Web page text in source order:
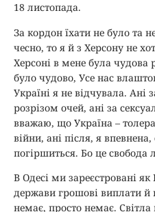
18 листопада.
За кордон їхати не було та
чесно, то я й з Херсону не
Херсоні в мене була чудова
було чудово, Усе нас
Україні я не відчувала. Ані
розрізом очей, ані за
вважаю, що Україна –
війни, ані після, я
погіршиться. Бо це свобода
В Одесі ми зареєстровані
держави грошові виплати й
немає, просто немає.